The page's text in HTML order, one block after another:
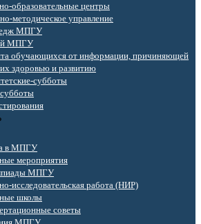
образовательные центры
методическое управление
МПГУ
МПГУ
обучающихся от информации, причиняющей
здоровью и развитию
в МПГУ
мероприятия
МПГУ
исследовательская работа (НИР)
школы
советы